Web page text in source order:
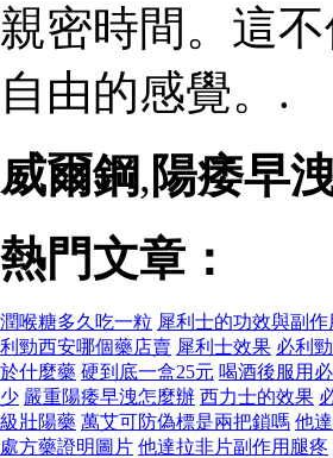
親密時間。這
自由的感覺。.
威爾鋼, 陽痿早
熱門文章：
潤喉糖多久吃一粒 犀利士的功效與副作
利勁西安哪個藥店賣 犀利士效果 必利
於什麼藥 硬到底一盒25元 喝酒後服用
少 嚴重陽痿早洩怎麼辦 西力士的效果
級壯陽藥 萬艾可防偽標是兩把鎖嗎 他
處方藥證明圖片 他達拉非片副作用腿疼